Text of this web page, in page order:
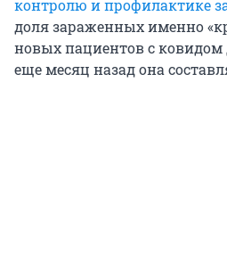
контролю и профилактике
доля зараженных именно
новых пациентов с ковидом
еще месяц назад она